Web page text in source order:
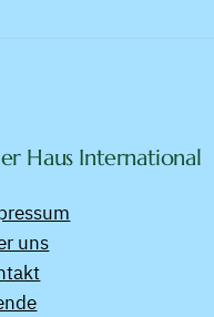
Haus International
uns